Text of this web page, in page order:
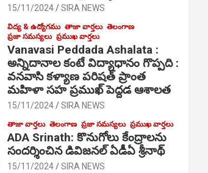
15/11/2024 SIRA NEWS
విద్య & ఉద్యోగము తాజా వార్తలు తెలంగాణ
ప్రజా సమస్యలు ప్రముఖ వార్తలు
Vanavasi Peddada Ashalata :
అన్నిదానాల కంటే విద్యాధానం గొప్పది :
వనవాసి కళ్యాణ పరిషత్ ప్రాంత
మహిళా సహ ప్రముఖ్ పెద్దడ ఆశాలత
15/11/2024 SIRA NEWS
తాజా వార్తలు తెలంగాణ ప్రజా సమస్యలు ప్రముఖ వార్తలు
ADA Srinath: కొనుగోలు కేంద్రాల‌ను
సంద‌ర్శించిన డివిజనల్ ఏడీఏ శ్రీనాథ్
15/11/2024 SIRA NEWS